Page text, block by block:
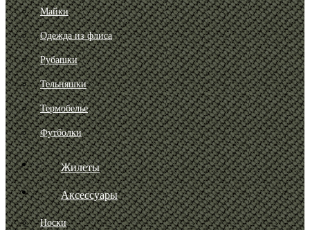
Майки
Одежда из флиса
Рубашки
Тельняшки
Термобелье
Футболки
Жилеты
Аксессуары
Носки